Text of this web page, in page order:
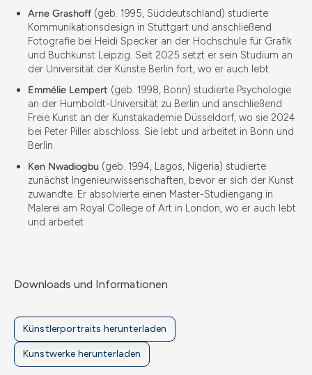
Arne Grashoff(geb. 1995, Süddeutschland) studierte
Kommunikationsdesign in Stuttgart und anschließend
Fotografie bei Heidi Specker an der Hochschule für Grafik
und Buchkunst Leipzig. Seit 2025 setzt er sein Studium an
der Universität der Künste Berlin fort, wo er auch lebt.
Emmélie Lempert (geb. 1998, Bonn) studierte Psychologie
an der Humboldt-Universität zu Berlin und anschließend
Freie Kunst an der Kunstakademie Düsseldorf, wo sie 2024
bei Peter Piller abschloss. Sie lebt und arbeitet in Bonn und
Berlin.
Ken Nwadiogbu (geb. 1994, Lagos, Nigeria) studierte
zunächst Ingenieurwissenschaften, bevor er sich der Kunst
zuwandte. Er absolvierte einen Master-Studiengang in
Malerei am Royal College of Art in London, wo er auch lebt
und arbeitet.
Downloads und Informationen
Künstlerportraits herunterladen
Kunstwerke herunterladen